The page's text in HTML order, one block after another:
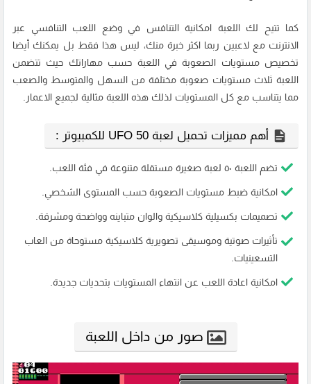
كما تتيح لك اللعبة امكانية التنافس في وضع اللعب التنافسي عبر
الانترنت مع لاعبين ربما اكثر خبرة منك، ليس هذا فقط بل يمكنك أيضا
تخصيص مستويات الصعوبة في اللعبة حسب مهاراتك حيث تتضمن
اللعبة ثلاث مستويات صعوبة مختلفة من السهل والمتوسط والصعب
مما يتناسب مع كل المستويات لذلك هذه اللعبة مثالية لجميع الاعمار.
أهم مميزات تحميل لعبة UFO 50 للكمبيوتر :
تضم اللعبة ٥٠ لعبة صغيرة مستقلة متنوعة في فئة اللعب.
امكانية ضبط مستويات الصعوبة حسب المستوى الشخصي.
تصميمات بكسيلية كلاسيكية والوان متباينه وواضحة ومشرقة.
تأثيرات صوتية وموسيقى تصويرية كلاسيكية مستوحاة من العاب
التسعينيات.
امكانية اعادة اللعب عن انتهاء المستويات بتحديات جديدة.
صور من داخل اللعبة